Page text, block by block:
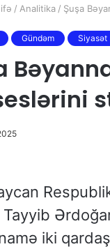
/ Analitika / Şuşa
Gündəm Siyasət
Tayyib
iki